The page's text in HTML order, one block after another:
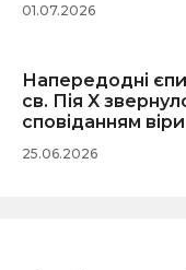
01.07.2026
Напередодні
св. Пія X
сповіданням віри
25.06.2026